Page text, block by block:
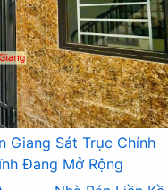
Giang Sát Trục Chính
Đang Mở Rộng